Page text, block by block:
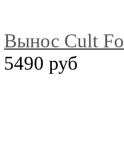
Вынос Cult
5490 руб